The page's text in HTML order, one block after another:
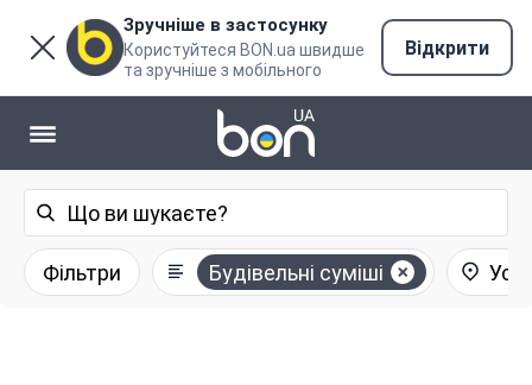
Зручніше в застосунку
Користуйтеся BON.ua швидше
та зручніше з мобільного
Відкрити
Фільтри Будівельні суміші Усі